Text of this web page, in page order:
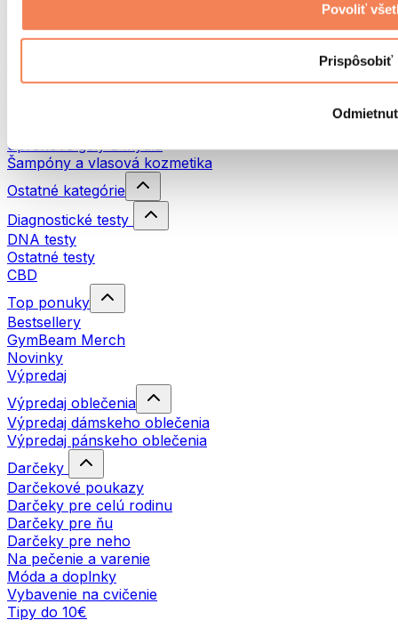
Povoliť
Prispôsobiť
Vodné filtre a kanvice
Pracie prostriedky
Sprchové gély a mydlá
Šampóny a vlasová kozmetika
Ostatné kategórie
Diagnostické testy
DNA testy
Ostatné testy
CBD
Top ponuky
Bestsellery
GymBeam Merch
Novinky
Výpredaj
Výpredaj oblečenia
Výpredaj dámskeho oblečenia
Výpredaj pánskeho oblečenia
Darčeky
Darčekové poukazy
Darčeky pre celú rodinu
Darčeky pre ňu
Darčeky pre neho
Na pečenie a varenie
Móda a doplnky
Vybavenie na cvičenie
Tipy do 10€